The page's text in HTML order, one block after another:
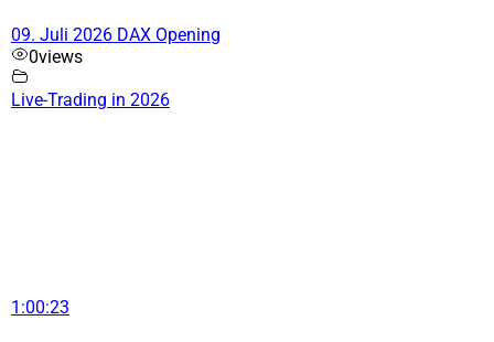
09. Juli 2026 DAX Opening
0views
Live-Trading in 2026
1:00:23